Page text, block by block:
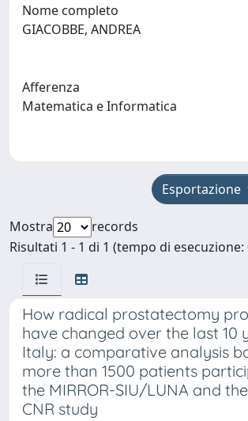
Nome completo
GIACOBBE, ANDREA
Afferenza
Matematica e Informatica
Esportazione
Mostra
records
Risultati 1 - 1 di 1 (tempo di esecuzione:
How radical prostatectomy
have changed over the last 10
Italy: a comparative analysis
more than 1500 patients
the MIRROR-SIU/LUNA and
CNR study